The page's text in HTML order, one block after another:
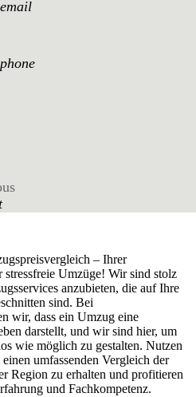
email
phone
– Ihrer
stressfreie Umzüge! Wir sind stolz
anzubieten, die auf Ihre
sind. Bei
wir, dass ein Umzug eine
darstellt, und wir sind hier, um
wie möglich zu gestalten. Nutzen
umfassenden Vergleich der
Region zu erhalten und profitieren
und Fachkompetenz.